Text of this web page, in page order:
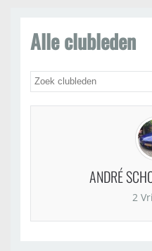
Alle clubleden
ANDRÉ
2